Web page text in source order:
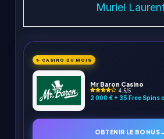
Muriel
✨ CASINO DU MOIS
Mr Baron Casino
4.5/5
2 000 € + 35 Free Spins
OBTENIR LE BONUS→